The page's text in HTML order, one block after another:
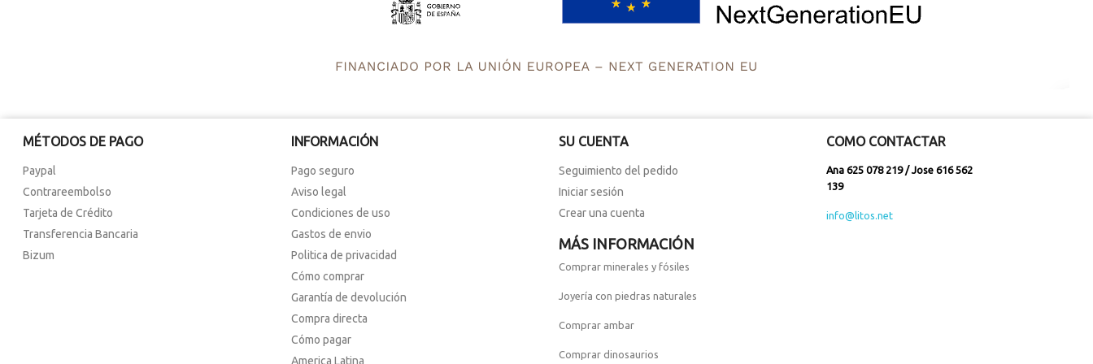
MÉTODOS DE PAGO
Paypal
Contrareembolso
Tarjeta de Crédito
Transferencia Bancaria
Bizum
INFORMACIÓN
Pago seguro
Aviso legal
Condiciones de uso
Gastos de envio
Politica de privacidad
Cómo comprar
Garantía de devolución
Compra directa
Cómo pagar
America Latina
SU CUENTA
Seguimiento del pedido
Iniciar sesión
Crear una cuenta
COMO CONTACTAR
Ana 625 078 219 / Jose 616 562
139
info@litos.net
MÁS INFORMACIÓN
Comprar minerales y fósiles
Joyería con piedras naturales
Comprar ambar
Comprar dinosaurios